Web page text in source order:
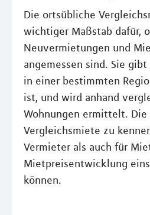
Die ortsübliche
wichtiger Maßstab dafür,
Neuvermietungen und
angemessen sind. Sie
in einer bestimmten
ist, und wird anhand
Wohnungen ermittelt.
Vergleichsmiete zu
Vermieter als auch für
Mietpreisentwicklung
können.